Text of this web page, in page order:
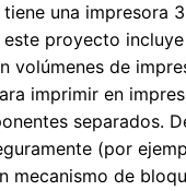
una impresora
proyecto
volúmenes de
imprimir en
separados.
(por
mecanismo de